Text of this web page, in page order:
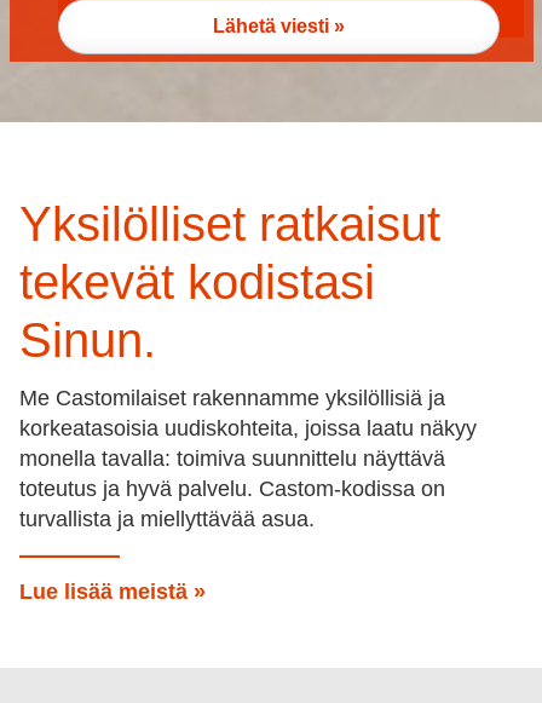
Yksilölliset ratkaisut
tekevät kodistasi
Sinun.
Me Castomilaiset rakennamme yksilöllisiä ja
korkeatasoisia uudiskohteita, joissa laatu näkyy
monella tavalla: toimiva suunnittelu näyttävä
toteutus ja hyvä palvelu. Castom-kodissa on
turvallista ja miellyttävää asua.
Lue lisää meistä »